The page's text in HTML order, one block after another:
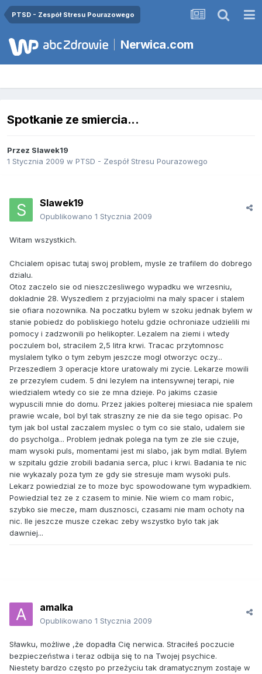
PTSD - Zespół Stresu Pourazowego
Nerwica.com
Spotkanie ze smiercia...
Przez Slawek19
1 Stycznia 2009 w PTSD - Zespół Stresu Pourazowego
Slawek19
Opublikowano 1 Stycznia 2009
Witam wszystkich.
Chcialem opisac tutaj swoj problem, mysle ze trafilem do dobrego
dzialu.
Otoz zaczelo sie od nieszczesliwego wypadku we wrzesniu,
dokladnie 28. Wyszedlem z przyjaciolmi na maly spacer i stalem
sie ofiara nozownika. Na poczatku bylem w szoku jednak bylem w
stanie pobiedz do pobliskiego hotelu gdzie ochroniaze udzielili mi
pomocy i zadzwonili po helikopter. Lezalem na ziemi i wtedy
poczulem bol, stracilem 2,5 litra krwi. Tracac przytomnosc
myslalem tylko o tym zebym jeszcze mogl otworzyc oczy...
Przeszedlem 3 operacje ktore uratowaly mi zycie. Lekarze mowili
ze przezylem cudem. 5 dni lezylem na intensywnej terapi, nie
wiedzialem wtedy co sie ze mna dzieje. Po jakims czasie
wypuscili mnie do domu. Przez jakies polterej miesiaca nie spalem
prawie wcale, bol byl tak straszny ze nie da sie tego opisac. Po
tym jak bol ustal zaczalem myslec o tym co sie stalo, udalem sie
do psycholga... Problem jednak polega na tym ze zle sie czuje,
mam wysoki puls, momentami jest mi slabo, jak bym mdlal. Bylem
w szpitalu gdzie zrobili badania serca, pluc i krwi. Badania te nic
nie wykazaly poza tym ze gdy sie stresuje mam wysoki puls.
Lekarz powiedzial ze to moze byc spowodowane tym wypadkiem.
Powiedzial tez ze z czasem to minie. Nie wiem co mam robic,
szybko sie mecze, mam dusznosci, czasami nie mam ochoty na
nic. Ile jeszcze musze czekac zeby wszystko bylo tak jak
dawniej...
amalka
Opublikowano 1 Stycznia 2009
Sławku, możliwe ,że dopadła Cię nerwica. Straciłeś poczucie
bezpieczeństwa i teraz odbija się to na Twojej psychice.
Niestety bardzo często po przeżyciu tak dramatycznym zostaje w